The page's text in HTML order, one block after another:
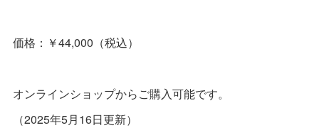
価格：￥44,000（税込）
オンラインショップからご購入可能です。
（2025年5月16日更新）